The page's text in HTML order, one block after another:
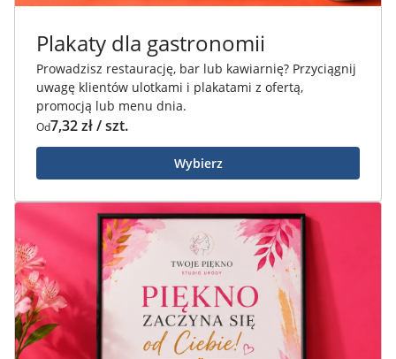
Plakaty dla gastronomii
Prowadzisz restaurację, bar lub kawiarnię? Przyciągnij
uwagę klientów ulotkami i plakatami z ofertą,
promocją lub menu dnia.
Od7,32 zł / szt.
Wybierz